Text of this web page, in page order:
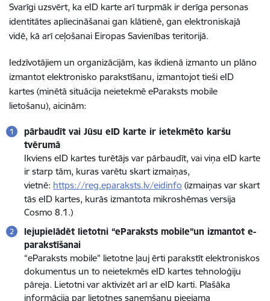
Svarīgi uzsvērt, ka eID karte arī turpmāk ir derīga personas
identitātes apliecināšanai gan klātienē, gan elektroniskajā
vidē, kā arī ceļošanai Eiropas Savienības teritorijā.
Iedzīvotājiem un organizācijām, kas ikdienā izmanto un plāno
izmantot elektronisko parakstīšanu, izmantojot tieši eID
kartes (minētā situācija neietekmē eParaksts mobile
lietošanu), aicinām:
pārbaudīt vai Jūsu eID karte ir ietekmēto karšu
tvērumā
Ikviens eID kartes turētājs var pārbaudīt, vai viņa eID karte
ir starp tām, kuras varētu skart izmaiņas,
vietnē: https://reg.eparaksts.lv/eidinfo (izmaiņas var skart
tās eID kartes, kurās izmantota mikroshēmas versija
Cosmo 8.1.)
lejupielādēt lietotni “eParaksts mobile”un izmantot e-
parakstīšanai
“eParaksts mobile” lietotne ļauj ērti parakstīt elektroniskos
dokumentus un to neietekmēs eID kartes tehnoloģiju
pāreja. Lietotni var aktivizēt arī ar eID karti. Plašāka
informācija par lietotnes saņemšanu pieejama